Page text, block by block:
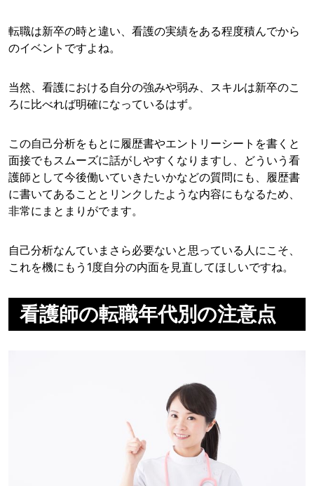
転職は新卒の時と違い、看護の実績をある程度積んでから
のイベントですよね。
当然、看護における自分の強みや弱み、スキルは新卒のこ
ろに比べれば明確になっているはず。
この自己分析をもとに履歴書やエントリーシートを書くと
面接でもスムーズに話がしやすくなりますし、どういう看
護師として今後働いていきたいかなどの質問にも、履歴書
に書いてあることとリンクしたような内容にもなるため、
非常にまとまりがでます。
自己分析なんていまさら必要ないと思っている人にこそ、
これを機にもう1度自分の内面を見直してほしいですね。
看護師の転職年代別の注意点